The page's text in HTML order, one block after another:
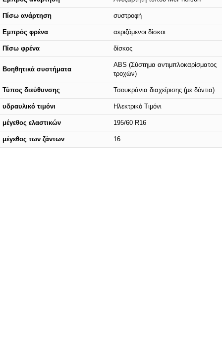
Πίσω ανάρτηση συστροφή
Εμπρός φρένα αεριζόμενοι δίσκοι
Πίσω φρένα δίσκος
Βοηθητικά συστήματα
ABS (Σύστημα αντιμπλοκαρίσματος
τροχών)
Τύπος διεύθυνσης Τσουκράνια διαχείρισης (με δόντια)
υδραυλικό τιμόνι Ηλεκτρικό Τιμόνι
μέγεθος ελαστικών 195/60 R16
μέγεθος των ζάντων 16